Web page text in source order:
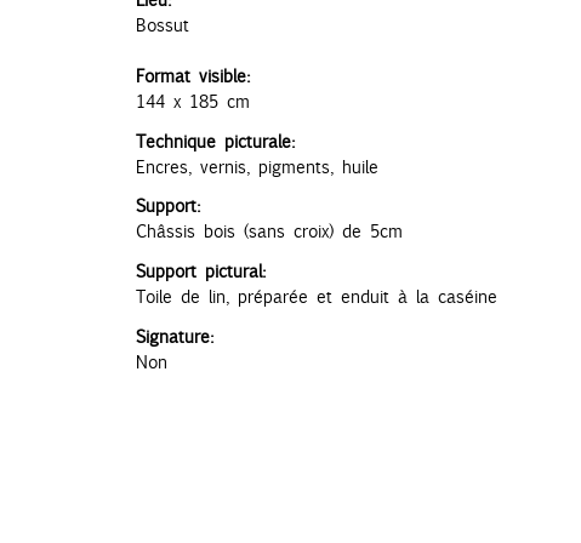
Bossut
Format visible:
144 x 185 cm
Technique picturale:
Encres, vernis, pigments, huile
Support:
Châssis bois (sans croix) de 5cm
Support pictural:
Toile de lin, préparée et enduit à la caséine
Signature:
Non